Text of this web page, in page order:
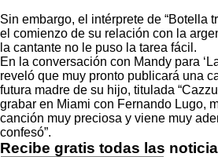
Sin embargo, el intérprete de “Botella
el comienzo de su relación con la
la cantante no le puso la tarea fácil.
En la conversación con Mandy para
reveló que muy pronto publicará una
futura madre de su hijo, titulada
grabar en Miami con Fernando Lugo,
canción muy preciosa y viene muy
confesó”.
Recibe gratis todas las